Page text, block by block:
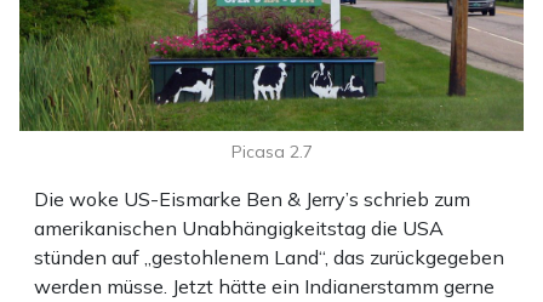
Die woke US-Eismarke Ben & Jerry’s schrieb zum
amerikanischen Unabhängigkeitstag die USA
stünden auf „gestohlenem Land“, das zurückgegeben
werden müsse. Jetzt hätte ein Indianerstamm gerne
Picasa 2.7